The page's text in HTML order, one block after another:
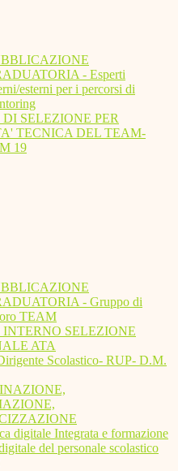
- Esperti
esterni per i percorsi di
SELEZIONE PER
TECNICA DEL TEAM-
19
- Gruppo di
TEAM
SELEZIONE
ATA
Scolastico- RUP- D.M.
digitale Integrata e formazione
del personale scolastico